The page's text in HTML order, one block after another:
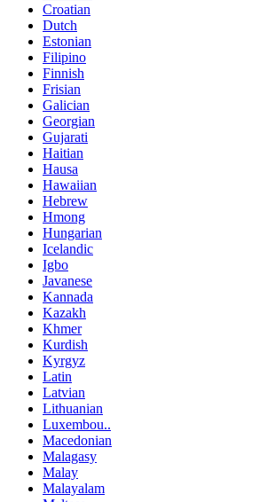
Croatian
Dutch
Estonian
Filipino
Finnish
Frisian
Galician
Georgian
Gujarati
Haitian
Hausa
Hawaiian
Hebrew
Hmong
Hungarian
Icelandic
Igbo
Javanese
Kannada
Kazakh
Khmer
Kurdish
Kyrgyz
Latin
Latvian
Lithuanian
Luxembou..
Macedonian
Malagasy
Malay
Malayalam